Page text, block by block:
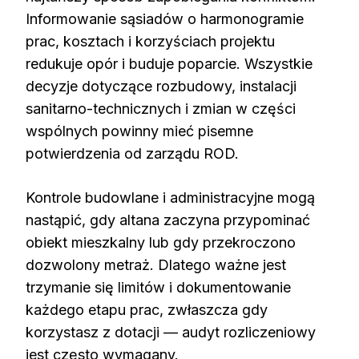
Informowanie sąsiadów o harmonogramie
prac, kosztach i korzyściach projektu
redukuje opór i buduje poparcie. Wszystkie
decyzje dotyczące rozbudowy, instalacji
sanitarno-technicznych i zmian w części
wspólnych powinny mieć pisemne
potwierdzenia od zarządu ROD.
Kontrole budowlane i administracyjne mogą
nastąpić, gdy altana zaczyna przypominać
obiekt mieszkalny lub gdy przekroczono
dozwolony metraż. Dlatego ważne jest
trzymanie się limitów i dokumentowanie
każdego etapu prac, zwłaszcza gdy
korzystasz z dotacji — audyt rozliczeniowy
jest często wymagany.